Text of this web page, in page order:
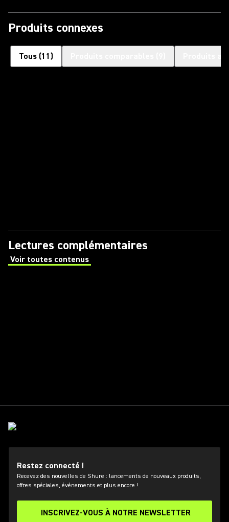
Produits connexes
Tous (11 )
Lectures complémentaires
Voir toutes contenus
(Opens in a new tab)
Restez connecté !
Recevez des nouvelles de Shure : lancements de nouveaux produits,
offres spéciales, événements et plus encore !
INSCRIVEZ-VOUS À NOTRE NEWSLETTER